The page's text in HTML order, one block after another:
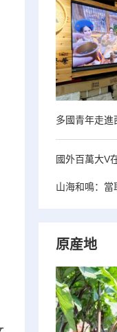
多國青年走進
國外百萬大V
山海和鳴：當
原産地